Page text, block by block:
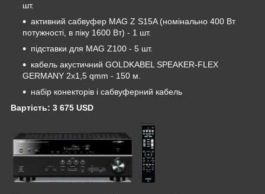
шт.
активний сабвуфер MAG Z S15A (номінально 400 Вт
потужності, в піку 1600 Вт) - 1 шт.
підставки для MAG Z100 - 5 шт.
кабель акустичний GOLDKABEL SPEAKER-FLEX
GERMANY 2x1,5 qmm - 150 м.
набір конекторів і сабвуферний кабель
Вартість: 3 675 USD